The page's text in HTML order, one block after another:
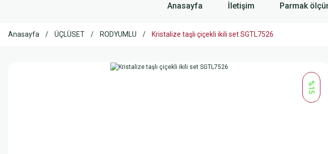
Anasayfa İletişim Parmak
Anasayfa ÜÇLÜSET RODYUMLU Kristalize taşlı çiçekli ikili set SGTL7526
%15